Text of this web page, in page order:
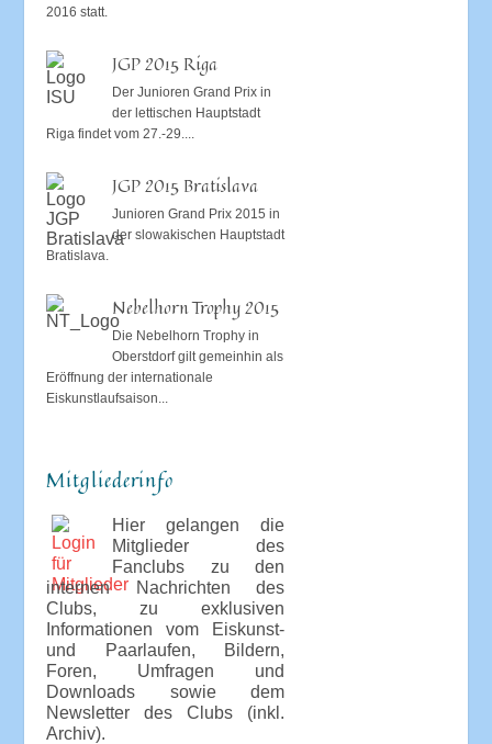
2016 statt.
JGP 2015 Riga
Der Junioren Grand Prix in
der lettischen Hauptstadt
Riga findet vom 27.-29....
JGP 2015 Bratislava
Junioren Grand Prix 2015 in
der slowakischen Hauptstadt
Bratislava.
Nebelhorn Trophy 2015
Die Nebelhorn Trophy in
Oberstdorf gilt gemeinhin als
Eröffnung der internationale
Eiskunstlaufsaison...
Mitgliederinfo
Hier gelangen die
Mitglieder des
Fanclubs zu den
internen Nachrichten des
Clubs, zu exklusiven
Informationen vom Eiskunst-
und Paarlaufen, Bildern,
Foren, Umfragen und
Downloads sowie dem
Newsletter des Clubs (inkl.
Archiv).